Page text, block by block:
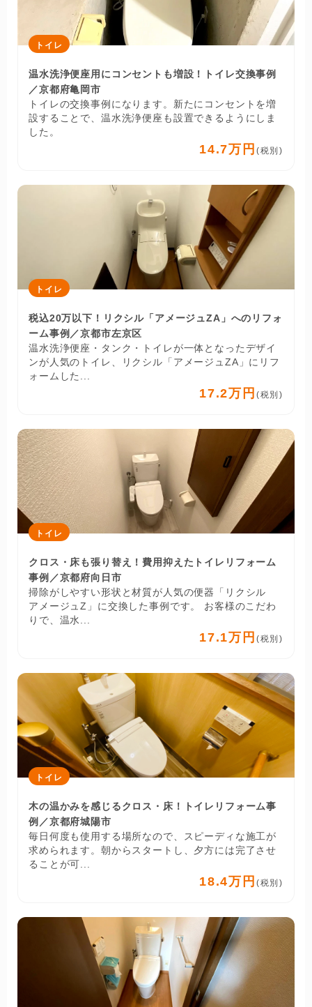
トイレ
温水洗浄便座用にコンセントも増設！トイレ交換事例
／京都府亀岡市
トイレの交換事例になります。新たにコンセントを増
設することで、温水洗浄便座も設置できるようにしま
した。
14.7万円 (税別)
トイレ
税込20万以下！リクシル「アメージュZA」へのリフォ
ーム事例／京都市左京区
温水洗浄便座・タンク・トイレが一体となったデザイ
ンが人気のトイレ、リクシル「アメージュZA」にリフ
ォームした...
17.2万円 (税別)
トイレ
クロス・床も張り替え！費用抑えたトイレリフォーム
事例／京都府向日市
掃除がしやすい形状と材質が人気の便器「リクシル
アメージュZ」に交換した事例です。 お客様のこだわ
りで、温水...
17.1万円 (税別)
トイレ
木の温かみを感じるクロス・床！トイレリフォーム事
例／京都府城陽市
毎日何度も使用する場所なので、スピーディな施工が
求められます。朝からスタートし、夕方には完了させ
ることが可...
18.4万円 (税別)